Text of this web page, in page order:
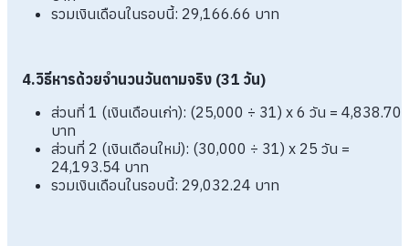
รวมเงินเดือนในรอบนี้: 29,166.66 บาท
4.วิธีหารด้วยจำนวนวันตามจริง (31 วัน)
ส่วนที่ 1 (เงินเดือนเก่า): (25,000 ÷ 31) x 6 วัน = 4,838.70
บาท
ส่วนที่ 2 (เงินเดือนใหม่): (30,000 ÷ 31) x 25 วัน =
24,193.54 บาท
รวมเงินเดือนในรอบนี้: 29,032.24 บาท